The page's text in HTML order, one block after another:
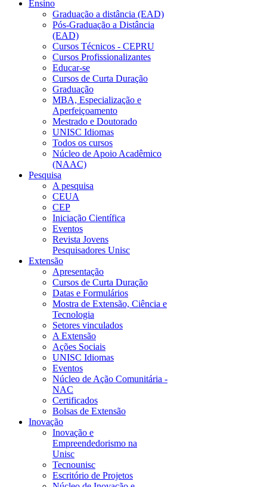
Ensino
Graduação a distância (EAD)
Pós-Graduação a Distância
(EAD)
Cursos Técnicos - CEPRU
Cursos Profissionalizantes
Educar-se
Cursos de Curta Duração
Graduação
MBA, Especialização e
Aperfeiçoamento
Mestrado e Doutorado
UNISC Idiomas
Todos os cursos
Núcleo de Apoio Acadêmico
(NAAC)
Pesquisa
A pesquisa
CEUA
CEP
Iniciação Científica
Eventos
Revista Jovens
Pesquisadores Unisc
Extensão
Apresentação
Cursos de Curta Duração
Datas e Formulários
Mostra de Extensão, Ciência e
Tecnologia
Setores vinculados
A Extensão
Ações Sociais
UNISC Idiomas
Eventos
Núcleo de Ação Comunitária -
NAC
Certificados
Bolsas de Extensão
Inovação
Inovação e
Empreendedorismo na
Unisc
Tecnounisc
Escritório de Projetos